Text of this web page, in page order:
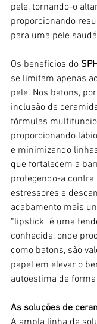
pele, tornando-o
proporcionando
para uma pele
Os benefícios do
se limitam apenas
pele. Nos batons,
inclusão de
fórmulas
proporcionando
e minimizando
que fortalecem a
protegendo-a contra
estressores e
acabamento mais
“lipstick" é uma
conhecida, onde
como batons, são
papel em elevar o
autoestima de
As soluções de